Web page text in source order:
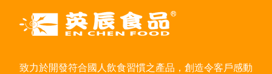
致力於開發符合國人飲食習慣之產品，創造令客戶感動